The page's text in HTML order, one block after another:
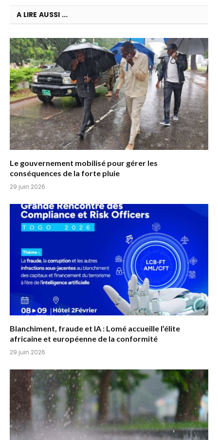
A LIRE AUSSI ...
Le gouvernement mobilisé pour gérer les
conséquences de la forte pluie
29 juin 2026
Blanchiment, fraude et IA : Lomé accueille l’élite
africaine et européenne de la conformité
29 juin 2026